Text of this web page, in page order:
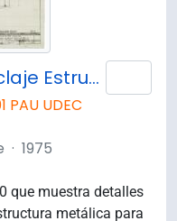
4to Piso. Pilares de Anclaje Estructura Metálica, Planta y Detalles.
PAU UDEC
· 1975
que muestra detalles
metálica para